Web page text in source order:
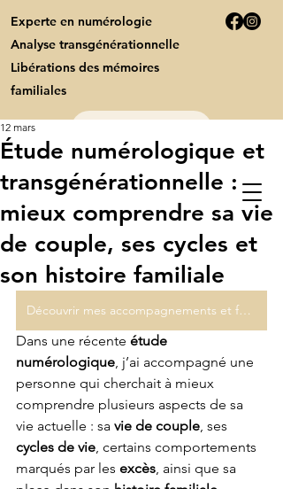
Experte en numérologie
Analyse transgénérationnelle
Libérations des mémoires
familiales
Syl'Numérologie
Prospérité
Étude numérologique et
transgénérationnelle :
mieux comprendre sa vie
de couple, ses cycles et
son histoire familiale
12 mars
Découvrir mes accompagnements et formations à votre rythme
Dans une récente étude
numérologique, j’ai accompagné une
personne qui cherchait à mieux
comprendre plusieurs aspects de sa
vie actuelle : sa vie de couple, ses
cycles de vie, certains comportements
marqués par les excès, ainsi que sa